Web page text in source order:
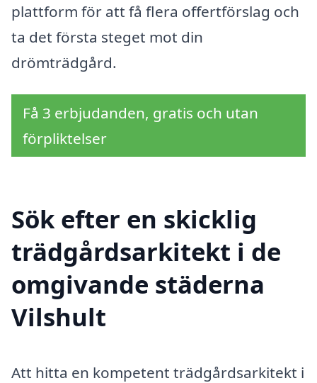
plattform för att få flera offertförslag och
ta det första steget mot din
drömträdgård.
Få 3 erbjudanden, gratis och utan
förpliktelser
Sök efter en skicklig
trädgårdsarkitekt i de
omgivande städerna
Vilshult
Att hitta en kompetent trädgårdsarkitekt i